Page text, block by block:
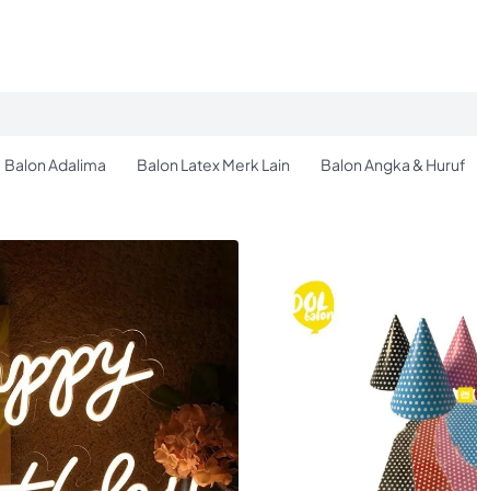
Balon Adalima Balon Latex Merk Lain Balon Angka & Huruf